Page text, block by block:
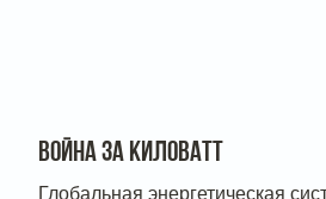
ВОЙНА ЗА КИЛОВАТТ
Глобальная энергетическая